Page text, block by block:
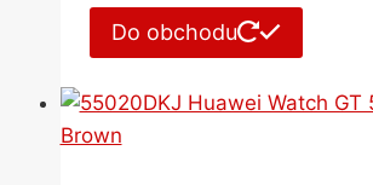
Do obchodu